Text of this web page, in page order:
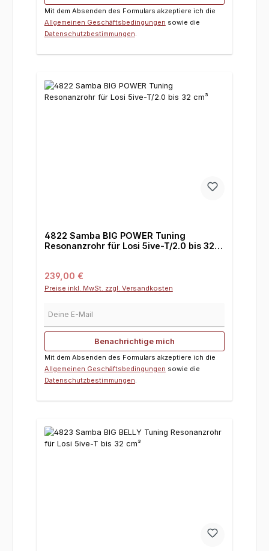
Mit dem Absenden des Formulars akzeptiere ich die
Allgemeinen Geschäftsbedingungen sowie die
Datenschutzbestimmungen
4822 Samba BIG POWER Tuning
Resonanzrohr für Losi 5ive-T/2.0 bis 32
Regulärer Preis:
239,00 €
Preise inkl. MwSt. zzgl. Versandkosten
Benachrichtige mich
Mit dem Absenden des Formulars akzeptiere ich die
Allgemeinen Geschäftsbedingungen sowie die
Datenschutzbestimmungen